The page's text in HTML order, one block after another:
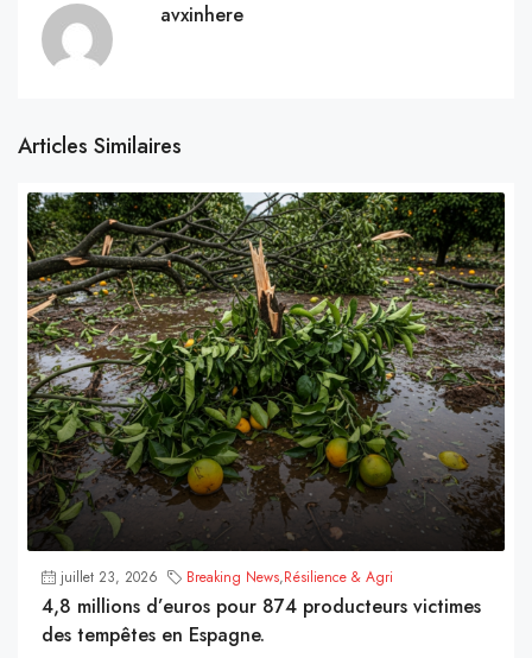
avxinhere
Articles Similaires
juillet 23, 2026 Breaking News,Résilience & Agri
4,8 millions d’euros pour 874 producteurs victimes
des tempêtes en Espagne.